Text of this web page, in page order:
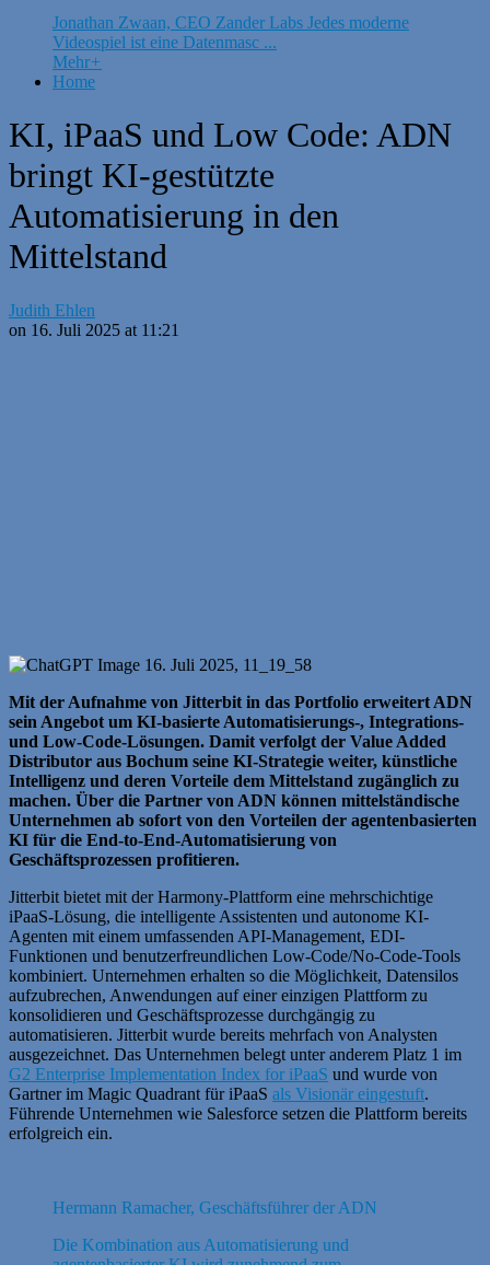
Jonathan Zwaan, CEO Zander Labs Jedes moderne
Videospiel ist eine Datenmasc ...
Mehr+
Home
KI, iPaaS und Low Code: ADN
bringt KI-gestützte
Automatisierung in den
Mittelstand
Judith Ehlen
on 16. Juli 2025 at 11:21
Mit der Aufnahme von Jitterbit in das Portfolio erweitert ADN
sein Angebot um KI-basierte Automatisierungs-, Integrations-
und Low-Code-Lösungen. Damit verfolgt der Value Added
Distributor aus Bochum seine KI-Strategie weiter, künstliche
Intelligenz und deren Vorteile dem Mittelstand zugänglich zu
machen. Über die Partner von ADN können mittelständische
Unternehmen ab sofort von den Vorteilen der agentenbasierten
KI für die End-to-End-Automatisierung von
Geschäftsprozessen profitieren.
Jitterbit bietet mit der Harmony-Plattform eine mehrschichtige
iPaaS-Lösung, die intelligente Assistenten und autonome KI-
Agenten mit einem umfassenden API-Management, EDI-
Funktionen und benutzerfreundlichen Low-Code/No-Code-Tools
kombiniert. Unternehmen erhalten so die Möglichkeit, Datensilos
aufzubrechen, Anwendungen auf einer einzigen Plattform zu
konsolidieren und Geschäftsprozesse durchgängig zu
automatisieren. Jitterbit wurde bereits mehrfach von Analysten
ausgezeichnet. Das Unternehmen belegt unter anderem Platz 1 im
G2 Enterprise Implementation Index for iPaaS und wurde von
Gartner im Magic Quadrant für iPaaS als Visionär eingestuft.
Führende Unternehmen wie Salesforce setzen die Plattform bereits
erfolgreich ein.
Hermann Ramacher, Geschäftsführer der ADN
Die Kombination aus Automatisierung und